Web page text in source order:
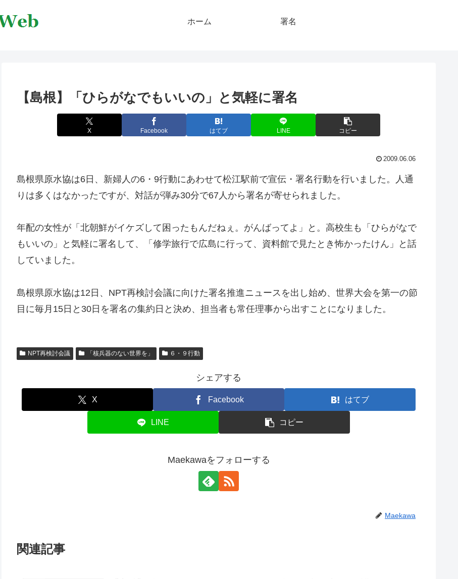
ホーム 署名
【島根】「ひらがなでもいいの」と気軽に署名
X Facebook はてブ LINE コピー
2009.06.06
島根県原水協は6日、新婦人の6・9行動にあわせて松江駅前で宣伝・署名行動を行いました。人通
りは多くはなかったですが、対話が弾み30分で67人から署名が寄せられました。
年配の女性が「北朝鮮がイケズして困ったもんだねぇ。がんばってよ」と。高校生も「ひらがなで
もいいの」と気軽に署名して、「修学旅行で広島に行って、資料館で見たとき怖かったけん」と話
していました。
島根県原水協は12日、NPT再検討会議に向けた署名推進ニュースを出し始め、世界大会を第一の節
目に毎月15日と30日を署名の集約日と決め、担当者も常任理事から出すことになりました。
NPT再検討会議 「核兵器のない世界を」 ６・９行動
シェアする
X Facebook はてブ
LINE コピー
Maekawaをフォローする
Maekawa
関連記事